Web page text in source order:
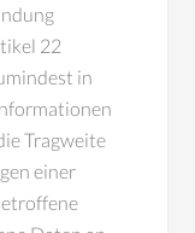
22
in
Tragweite
einer